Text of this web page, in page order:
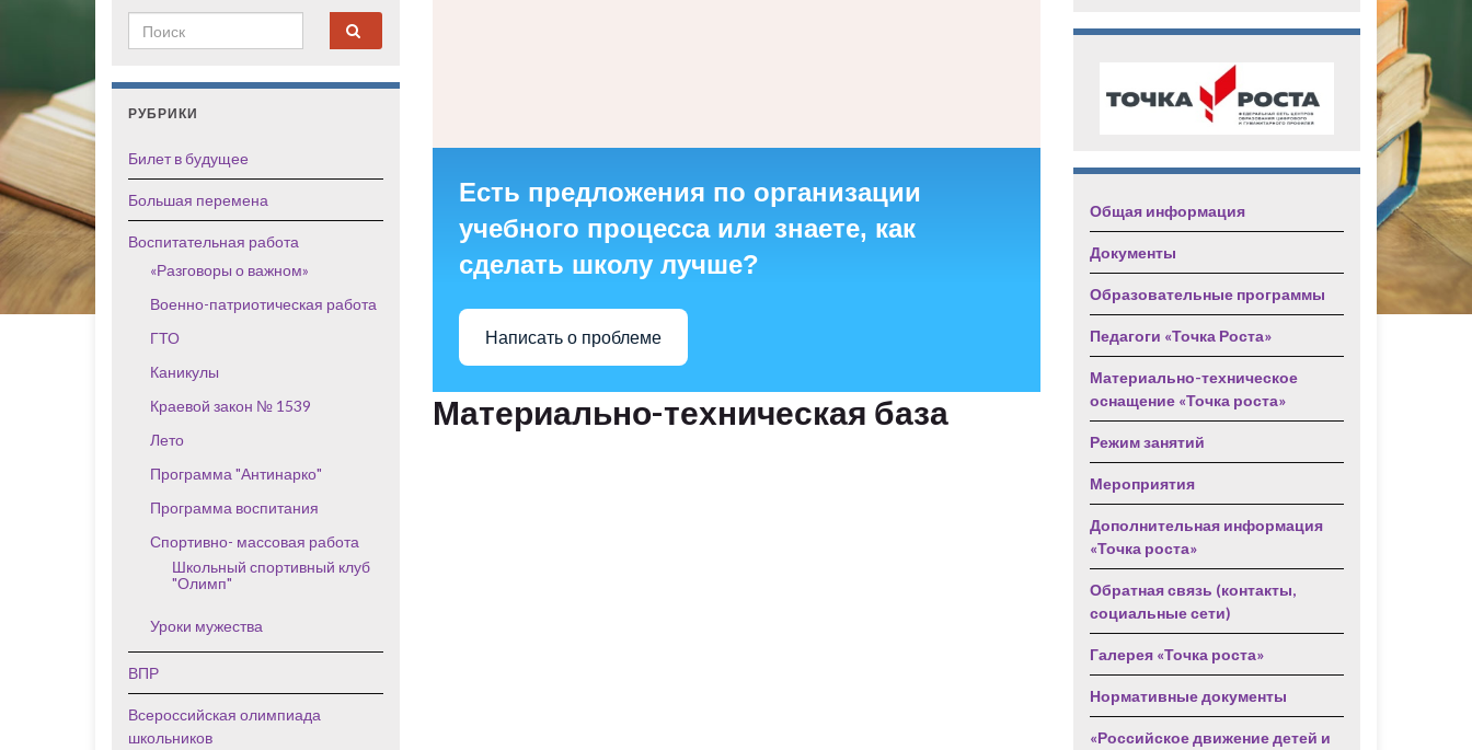
Есть предложения по организации
учебного процесса или знаете, как
сделать школу лучше?
Написать о проблеме
Материально-техническая база
Search for:
РУБРИКИ
Билет в будущее
Большая перемена
Воспитательная работа
«Разговоры о важном»
Военно-патриотическая работа
ГТО
Каникулы
Краевой закон № 1539
Лето
Программа "Антинарко"
Программа воспитания
Спортивно- массовая работа
Школьный спортивный клуб
"Олимп"
Уроки мужества
ВПР
Всероссийская олимпиада
школьников
Общая информация
Документы
Образовательные программы
Педагоги «Точка Роста»
Материально-техническое
оснащение «Точка роста»
Режим занятий
Мероприятия
Дополнительная информация
«Точка роста»
Обратная связь (контакты,
социальные сети)
Галерея «Точка роста»
Нормативные документы
«Российское движение детей и